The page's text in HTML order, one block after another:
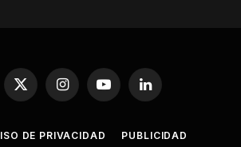
X
InstagramYouTubeLinkedIn
DE PRIVACIDAD PUBLICIDAD